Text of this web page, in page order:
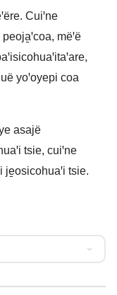
Cuiꞌne
mëꞌë
yoꞌoyepi coa
asajë
tsie, cuiꞌne
je̱osicohuaꞌi tsie.